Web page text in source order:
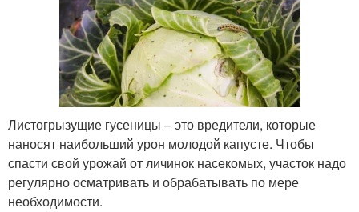
Листогрызущие гусеницы – это вредители, которые
наносят наибольший урон молодой капусте. Чтобы
спасти свой урожай от личинок насекомых, участок надо
регулярно осматривать и обрабатывать по мере
необходимости.